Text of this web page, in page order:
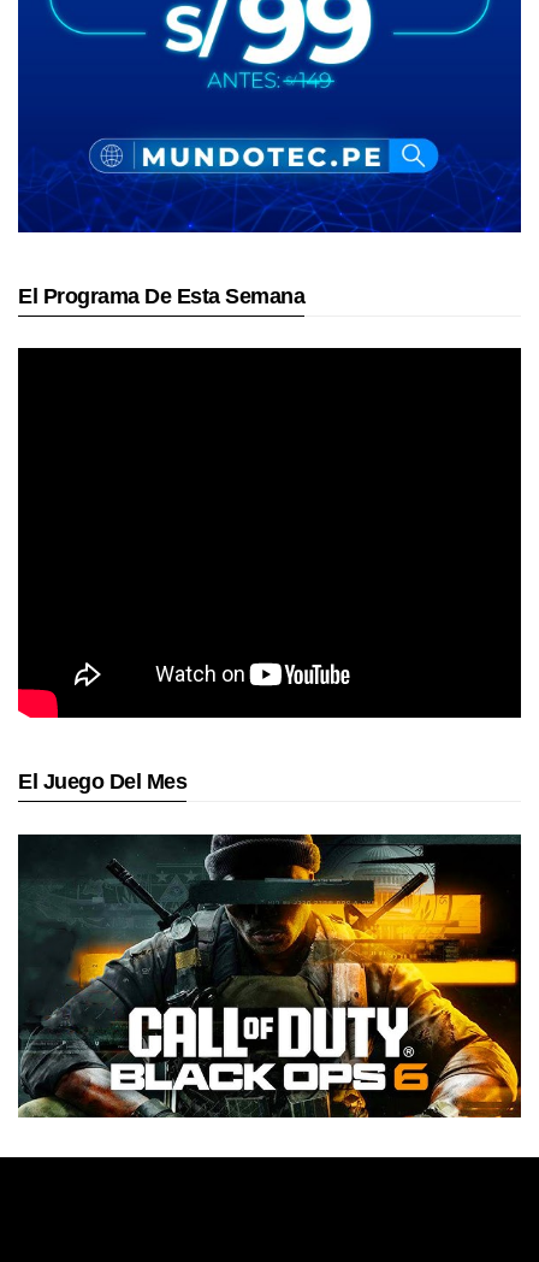
El Programa De Esta Semana
El Juego Del Mes